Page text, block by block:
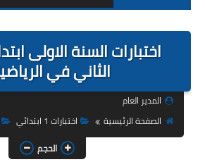
التربية
السنة
السنة
السنة
اختبارات السنة الاولى
الثاني في
المدير العام
الصفحة الرئيسية
اختبارات 1 ابتدائي
الحجم